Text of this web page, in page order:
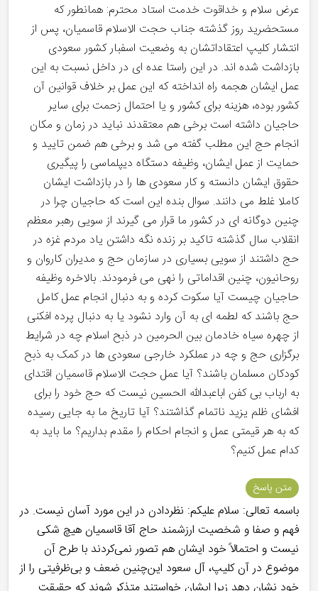
عرض سلام و خداقوت خدمت استاد محترم: همانطور که
مستحضرید روز گذشته جناب حجت الاسلام قاسمیان، پس از
انتشار کلیپ اعتقاداتشان به وضعیت اسفبار کشور سعودی
بازداشت شده اند. در این راستا عده ای در داخل نسبت به این
عمل ایشان هجمه راه انداخته که این عمل بر خلاف قوانین آن
کشور بوده، هزینه برای کشور و یا احتمال زحمت برای سایر
حاجیان داشته است برخی هم معتقدند نباید در زمان و مکان
انجام حج این مطلب گفته می شد و برخی هم ضمن تایید و
حمایت از عمل ایشان، وظیفه دستگاه دیپلماسی را پیگیری
حقوق ایشان دانسته و کار سعودی ها را در بازداشت ایشان
کاملا غلط می دانند. سوال بنده این است که حاجیان چرا در
چنین دوگانه ای در کشور ما قرار می گیرند از سویی رهبر معظم
انقلاب سال گذشته تاکید بر زنده نگه داشتن یاد مردم غزه در
حج داشتند از سویی بسیاری در سازمان حج و مدیران کاروان و
روحانیون، چنین اقداماتی را نهی می فرمودند. بالاخره وظیفه
حاجیان چیست آیا سکوت کرده و به دنبال انجام عمل کامل
حج باشند که لطمه ای به آن وارد نشود یا به دنبال پرده افکنی
از چهره سیاه خادمان بین الحرمین در ذبح اسلام چه در شرایط
برگزاری حج و چه در عملکرد خارجی سعودی ها در کمک به ذبح
کودکان مسلمان باشند؟ آیا عمل حجت الاسلام قاسمیان اقتدای
به ارباب بی کفن اباعبدالله الحسین نیست که حج خود را برای
افشای ظلم یزید ناتمام گذاشتند؟ آیا تاریخ ما به جایی رسیده
که به هر قیمتی عمل و انجام احکام را مقدم بداریم؟ ما باید به
کدام عمل کنیم؟
متن پاسخ
باسمه تعالی: سلام علیکم: نظردادن در این مورد آسان نیست. در
فهم و صفا و شخصیت ارزشمند حاج آقا قاسمیان هیچ شکی
نیست و احتمالاً خود ایشان هم تصور نمی‌کردند با طرح آن
موضوع در آن کلیپ، آل سعود این‌چنین ضعف و بی‌ظرفیتی را از